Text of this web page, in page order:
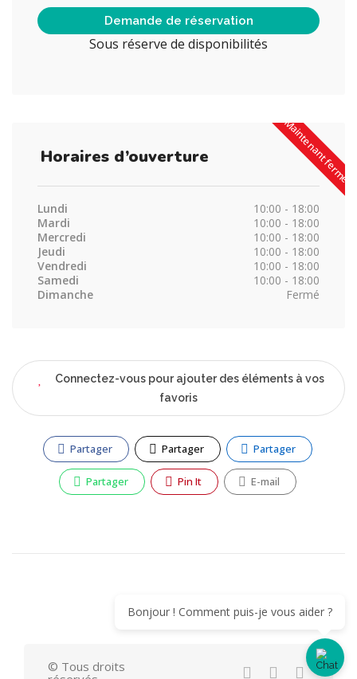
Demande de réservation
Sous réserve de disponibilités
Maintenant fermé
Horaires d’ouverture
Lundi
10:00 - 18:00
Mardi
10:00 - 18:00
Mercredi
10:00 - 18:00
Jeudi
10:00 - 18:00
Vendredi
10:00 - 18:00
Samedi
10:00 - 18:00
Dimanche
Fermé
Connectez-vous pour ajouter des éléments à vos
favoris
Partager Partager Partager
Partager Pin It E-mail
© Tous droits
Bonjour ! Comment puis-je vous aider ?